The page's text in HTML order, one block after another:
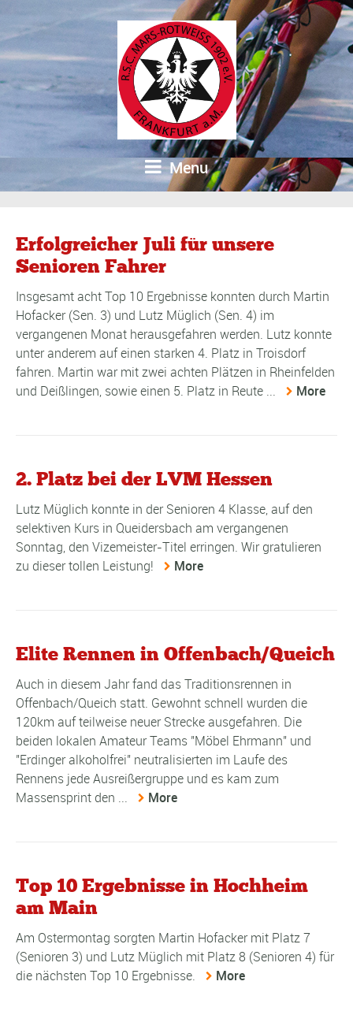
Menu
Erfolgreicher Juli für unsere
Senioren Fahrer
Insgesamt acht Top 10 Ergebnisse konnten durch Martin
Hofacker (Sen. 3) und Lutz Müglich (Sen. 4) im
vergangenen Monat herausgefahren werden. Lutz konnte
unter anderem auf einen starken 4. Platz in Troisdorf
fahren. Martin war mit zwei achten Plätzen in Rheinfelden
und Deißlingen, sowie einen 5. Platz in Reute ...
More
2. Platz bei der LVM Hessen
Lutz Müglich konnte in der Senioren 4 Klasse, auf den
selektiven Kurs in Queidersbach am vergangenen
Sonntag, den Vizemeister-Titel erringen. Wir gratulieren
zu dieser tollen Leistung!
More
Elite Rennen in Offenbach/Queich
Auch in diesem Jahr fand das Traditionsrennen in
Offenbach/Queich statt. Gewohnt schnell wurden die
120km auf teilweise neuer Strecke ausgefahren. Die
beiden lokalen Amateur Teams "Möbel Ehrmann" und
"Erdinger alkoholfrei" neutralisierten im Laufe des
Rennens jede Ausreißergruppe und es kam zum
Massensprint den ...
More
Top 10 Ergebnisse in Hochheim
am Main
Am Ostermontag sorgten Martin Hofacker mit Platz 7
(Senioren 3) und Lutz Müglich mit Platz 8 (Senioren 4) für
die nächsten Top 10 Ergebnisse.
More